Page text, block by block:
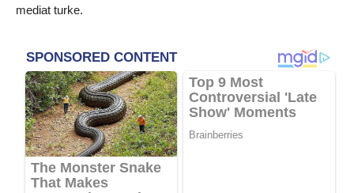
mediat turke.